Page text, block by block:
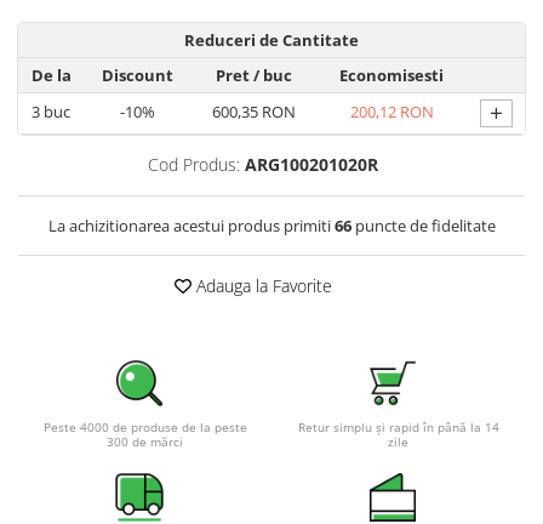
Reduceri de Cantitate
De la
Discount Pret/ buc
Economisesti
3 buc -10% 600,35 RON 200,12 RON +
Cod Produs: ARG100201020R
La achizitionarea acestui produs primiti66puncte de fidelitate
Adauga la Favorite
Peste 4000 de produse de la peste
300 de mărci
Retur simplu și rapid în până la 14
zile